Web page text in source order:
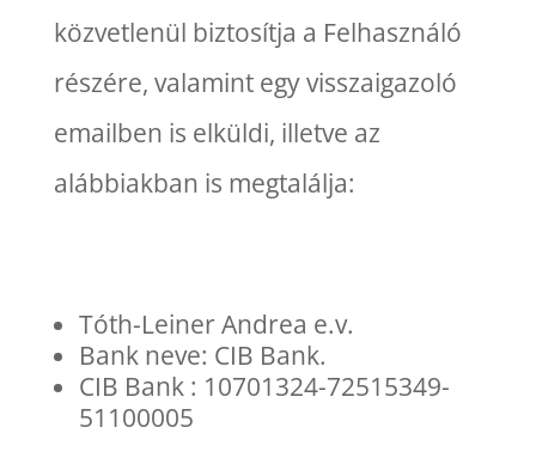
közvetlenül biztosítja a Felhasználó
részére, valamint egy visszaigazoló
emailben is elküldi, illetve az
alábbiakban is megtalálja:
Tóth-Leiner Andrea e.v.
Bank neve: CIB Bank.
CIB Bank : 10701324-72515349-
51100005